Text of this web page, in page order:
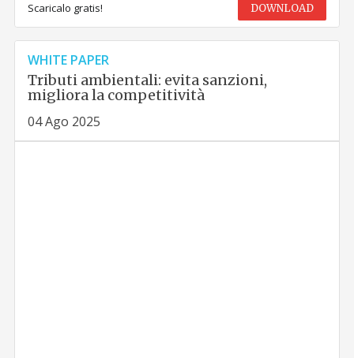
Scaricalo gratis! DOWNLOAD
WHITE PAPER
Tributi ambientali: evita sanzioni,
migliora la competitività
04 Ago 2025